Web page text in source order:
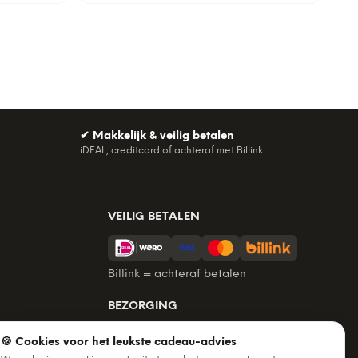
✔ Makkelijk & veilig betalen
iDEAL, creditcard of achteraf met Billink
VEILIG BETALEN
Billink = achteraf betalen
BEZORGING
Gratis verzending vanaf €60. Tot 365
🍪 Cookies voor het leukste cadeau-advies